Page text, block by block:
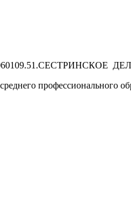
060109.51.СЕСТРИНСКОЕ
профессионального